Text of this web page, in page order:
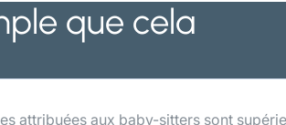
que cela
attribuées aux baby-sitters sont